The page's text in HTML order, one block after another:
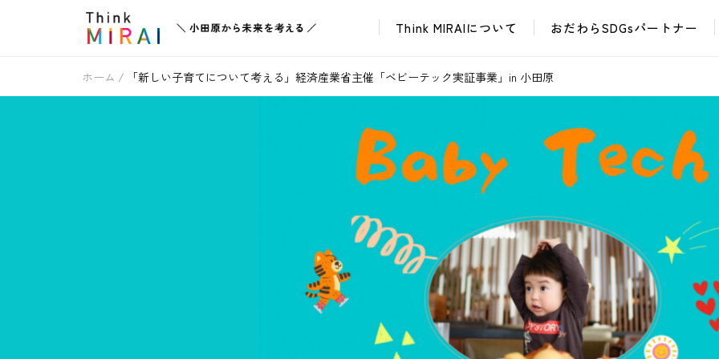
Think MIRAIについて
イベント・催し
おだわらイノベーションラボ
普及啓発グッズ
おだちん
おだわらSDGsパートナー
課題解決ワークショップ
ユース・レイディオ
次世代
おだわら市民学校
おだわらイノベーションラボ
普及啓発グッズ
ユース・レイディオ
次世代
ホーム 「新しい子育てについて考える」経済産業省主催「ベビーテック実証事業」in 小田原